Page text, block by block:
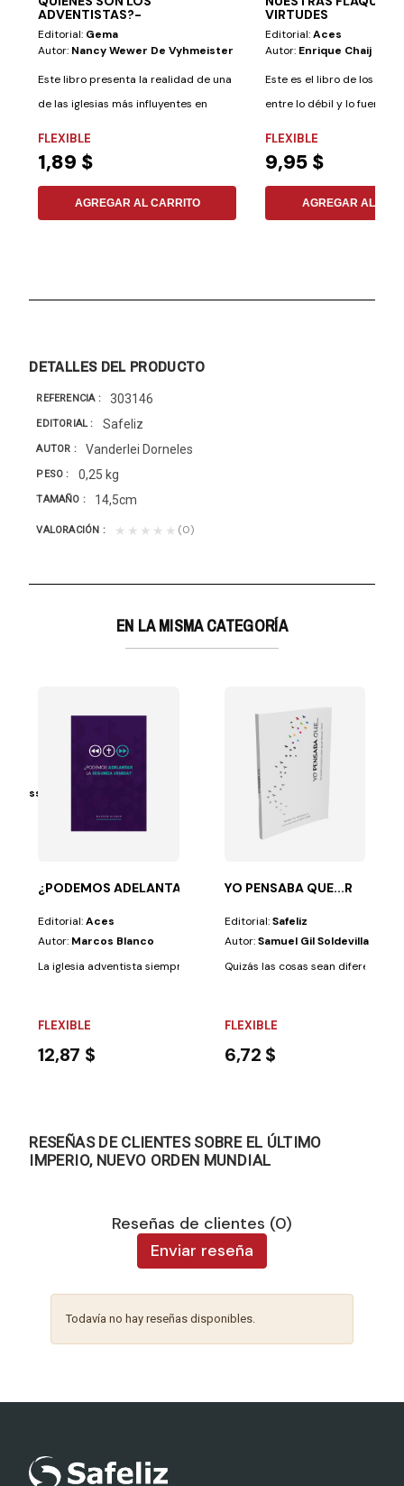
ADVENTISTAS?-
Editorial: Gema
Autor: Nancy Wewer De Vyhmeister
Este libro presenta la realidad de una
de las iglesias más influyentes en
FLEXIBLE
1,89 $
AGREGAR AL CARRITO
VIRTUDES
Editorial:Aces
Autor: Enrique Chaij
Este es el libro de los
entre lo débil y lo fuerte...
FLEXIBLE
9,95 $
AGREGAR AL
DETALLES DEL PRODUCTO
REFERENCIA 303146
EDITORIAL Safeliz
AUTOR Vanderlei Dorneles
PESO 0,25 kg
TAMAÑO 14,5cm
VALORACIÓN ★★★★★ (0)
EN LA MISMA CATEGORÍA
Association
pastores de distintos campos de la División...
¿PODEMOS ADELANTAR LA SEGUNDA VENIDA?
Editorial:Aces
Autor: Marcos Blanco
La iglesia adventista siempre ha enfatizado la Segunda Venida. Sin
FLEXIBLE
12,87 $
YO PENSABA QUE...R
Editorial:Safeliz
Autor:Samuel Gil Soldevilla
Quizás las cosas sean diferentes
FLEXIBLE
6,72 $
RESEÑAS DE CLIENTES SOBRE EL ÚLTIMO
IMPERIO, NUEVO ORDEN MUNDIAL
Reseñas de clientes (0)
Enviar reseña
Todavía no hay reseñas disponibles.